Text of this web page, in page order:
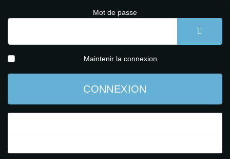
Mot de passe
Maintenir la connexion
CONNEXION